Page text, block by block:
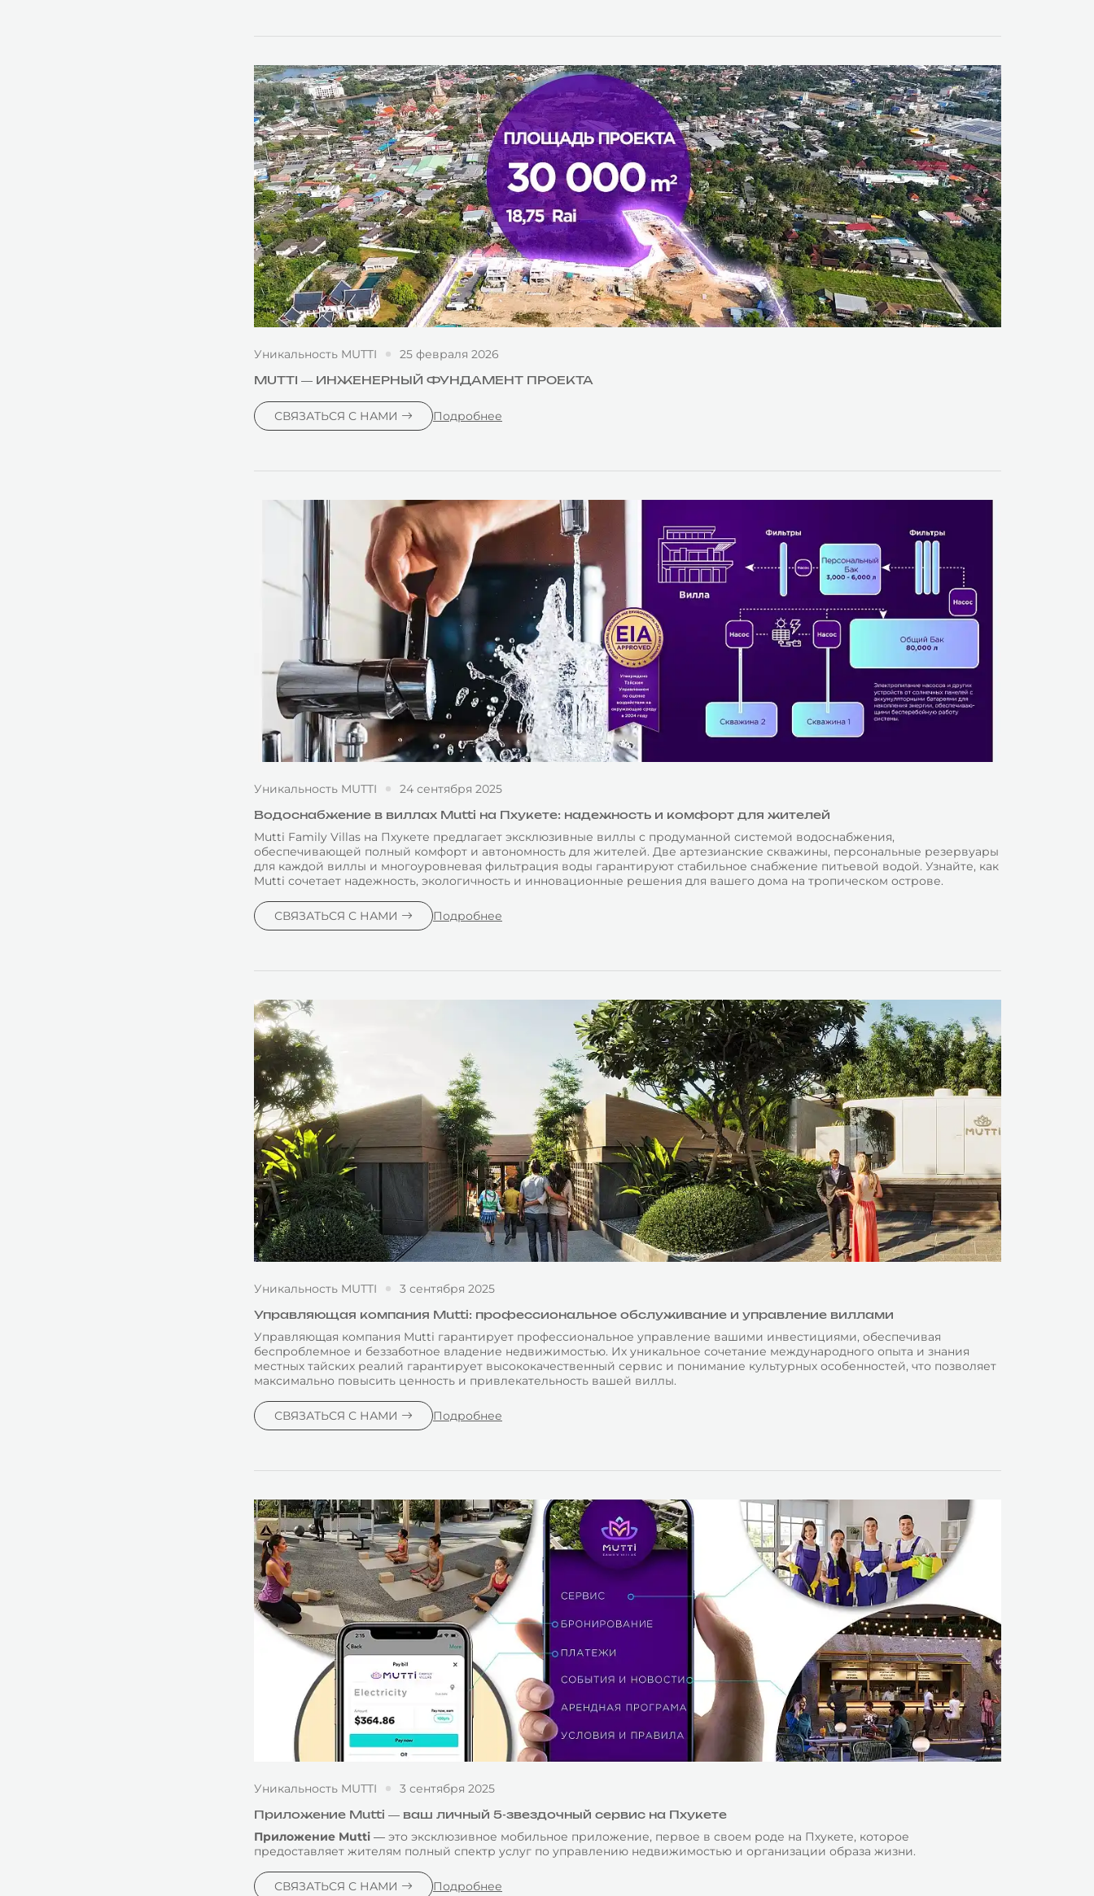
Уникальность MUTTI 25 февраля 2026
MUTTI — ИНЖЕНЕРНЫЙ ФУНДАМЕНТ ПРОЕКТА
СВЯЗАТЬСЯ С НАМИ Подробнее
Уникальность MUTTI 24 сентября 2025
Водоснабжение в виллах Mutti на Пхукете: надежность и комфорт для жителей
Mutti Family Villas на Пхукете предлагает эксклюзивные виллы с продуманной системой водоснабжения,
обеспечивающей полный комфорт и автономность для жителей. Две артезианские скважины, персональные резервуары
для каждой виллы и многоуровневая фильтрация воды гарантируют стабильное снабжение питьевой водой. Узнайте, как
Mutti сочетает надежность, экологичность и инновационные решения для вашего дома на тропическом острове.
СВЯЗАТЬСЯ С НАМИ Подробнее
Уникальность MUTTI 3 сентября 2025
Управляющая компания Mutti: профессиональное обслуживание и управление виллами
Управляющая компания Mutti гарантирует профессиональное управление вашими инвестициями, обеспечивая
беспроблемное и беззаботное владение недвижимостью. Их уникальное сочетание международного опыта и знания
местных тайских реалий гарантирует высококачественный сервис и понимание культурных особенностей, что позволяет
максимально повысить ценность и привлекательность вашей виллы.
СВЯЗАТЬСЯ С НАМИ Подробнее
Уникальность MUTTI 3 сентября 2025
Приложение Mutti — ваш личный 5-звездочный сервис на Пхукете
Приложение Mutti — это эксклюзивное мобильное приложение, первое в своем роде на Пхукете, которое
предоставляет жителям полный спектр услуг по управлению недвижимостью и организации образа жизни.
СВЯЗАТЬСЯ С НАМИ Подробнее